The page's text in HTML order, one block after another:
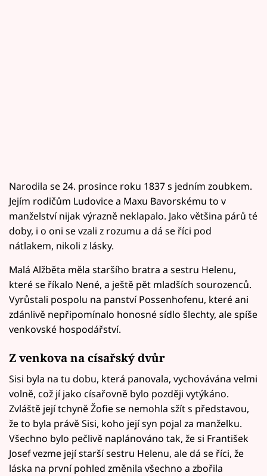
Narodila se 24. prosince roku 1837 s jedním zoubkem.
Jejím rodičům Ludovice a Maxu Bavorskému to v
manželství nijak výrazně neklapalo. Jako většina párů té
doby, i o oni se vzali z rozumu a dá se říci pod
nátlakem, nikoli z lásky.
Malá Alžběta měla staršího bratra a sestru Helenu,
které se říkalo Nené, a ještě pět mladších sourozenců.
Vyrůstali pospolu na panství Possenhofenu, které ani
zdánlivě nepřipomínalo honosné sídlo šlechty, ale spíše
venkovské hospodářství.
Z venkova na císařský dvůr
Sisi byla na tu dobu, která panovala, vychovávána velmi
volně, což jí jako císařovně bylo později vytýkáno.
Zvláště její tchyně Žofie se nemohla sžít s představou,
že to byla právě Sisi, koho její syn pojal za manželku.
Všechno bylo pečlivě naplánováno tak, že si František
Josef vezme její starší sestru Helenu, ale dá se říci, že
láska na první pohled změnila všechno a zbořila